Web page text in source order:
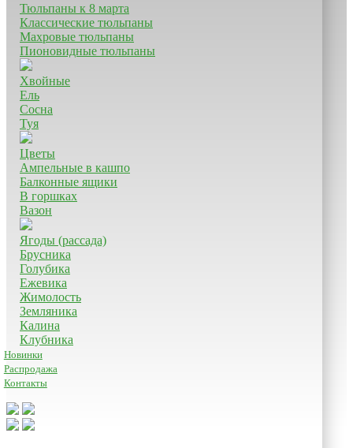
Тюльпаны к 8 марта
Классические тюльпаны
Махровые тюльпаны
Пионовидные тюльпаны
Хвойные
Ель
Сосна
Туя
Цветы
Ампельные в кашпо
Балконные ящики
В горшках
Вазон
Ягоды (рассада)
Брусника
Голубика
Ежевика
Жимолость
Земляника
Калина
Клубника
Новинки
Распродажа
Контакты